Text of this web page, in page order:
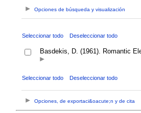
Opciones de búsqueda y visualización
Seleccionar todo Deseleccionar todo
Basdekis, D. (1961). Romantic
Seleccionar todo Deseleccionar todo
Opciones, de exportaci&oacute;n y de cita